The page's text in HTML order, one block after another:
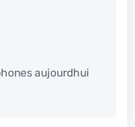
aujourdhui